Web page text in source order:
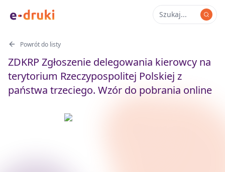
Powrót do listy
ZDKRP Zgłoszenie delegowania kierowcy na
terytorium Rzeczypospolitej Polskiej z
państwa trzeciego. Wzór do pobrania online